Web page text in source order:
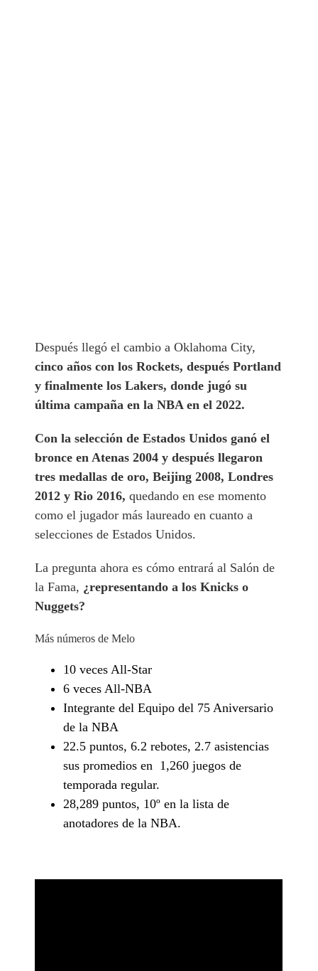
Después llegó el cambio a Oklahoma City,
cinco años con los Rockets, después Portland
y finalmente los Lakers, donde jugó su
última campaña en la NBA en el 2022.
Con la selección de Estados Unidos ganó el
bronce en Atenas 2004 y después llegaron
tres medallas de oro, Beijing 2008, Londres
2012 y Rio 2016, quedando en ese momento
como el jugador más laureado en cuanto a
selecciones de Estados Unidos.
La pregunta ahora es cómo entrará al Salón de
la Fama, ¿representando a los Knicks o
Nuggets?
Más números de Melo
10 veces All-Star
6 veces All-NBA
Integrante del Equipo del 75 Aniversario
de la NBA
22.5 puntos, 6.2 rebotes, 2.7 asistencias
sus promedios en 1,260 juegos de
temporada regular.
28,289 puntos, 10º en la lista de
anotadores de la NBA.